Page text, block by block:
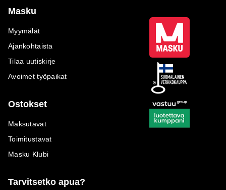
Masku
Myymälät
Ajankohtaista
Tilaa uutiskirje
Avoimet työpaikat
Ostokset
Maksutavat
Toimitustavat
Masku Klubi
Tarvitsetko apua?